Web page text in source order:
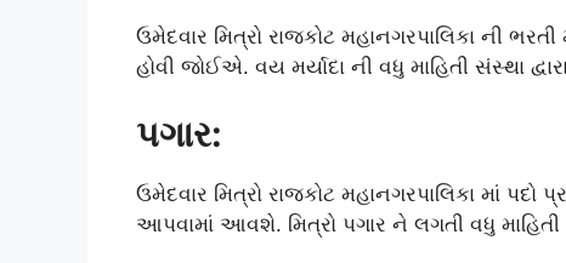
ઉમેદવાર મિત્રો રાજકોટ મહાનગરપાલિકા ની
હોવી જોઈએ. વય મર્યાદા ની વધુ માહિતી સંસ્થા
પગાર:
ઉમેદવાર મિત્રો રાજકોટ મહાનગરપાલિકા માં પદો
આપવામાં આવશે. મિત્રો પગાર ને લગતી વધુ માહિતી